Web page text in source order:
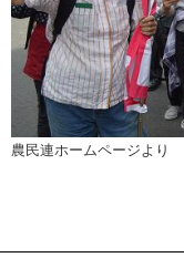
農民連ホームページより